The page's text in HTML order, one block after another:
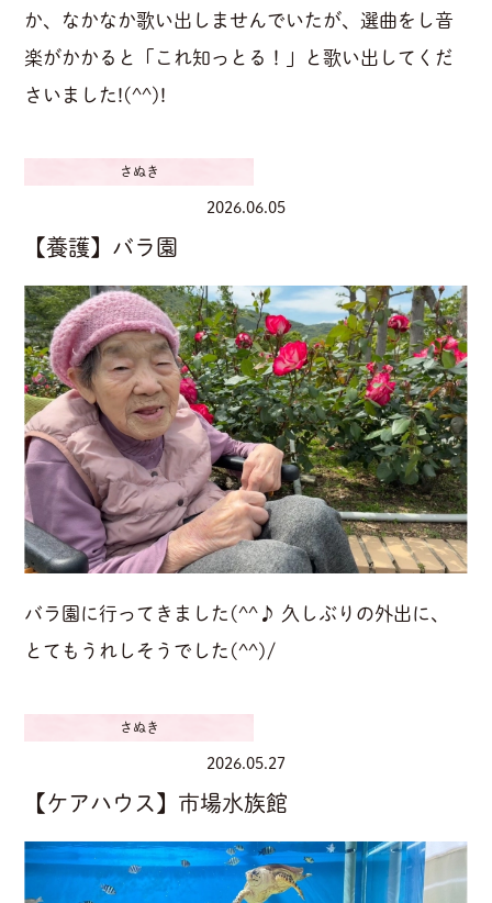
か、なかなか歌い出しませんでいたが、選曲をし音
楽がかかると「これ知っとる！」と歌い出してくだ
さいました!(^^)!
さぬき
2026.06.05
【養護】バラ園
バラ園に行ってきました(^^♪ 久しぶりの外出に、
とてもうれしそうでした(^^)/
さぬき
2026.05.27
【ケアハウス】市場水族館